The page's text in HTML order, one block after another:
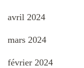
avril 2024
mars 2024
février 2024